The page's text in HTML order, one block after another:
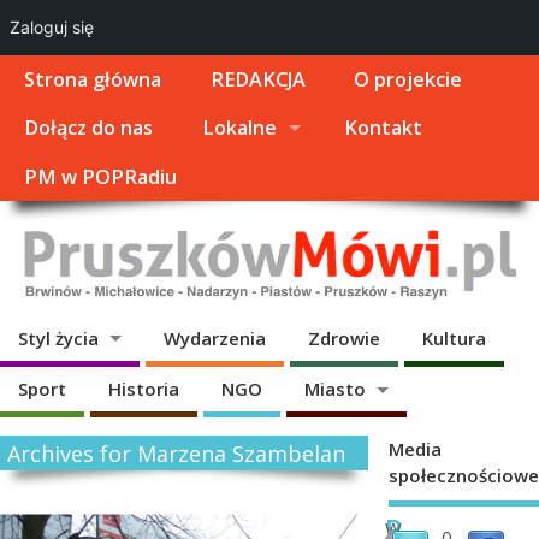
Strona główna REDAKCJA
O projekcie
Dołącz do nas
Lokalne
Kontakt
PM w POPRadiu
Styl życia Wydarzenia Zdrowie Kultura
Sport Historia NGO Miasto
Archives for Marzena Szambelan
R
W
Media
społecznościowe
Zaloguj się